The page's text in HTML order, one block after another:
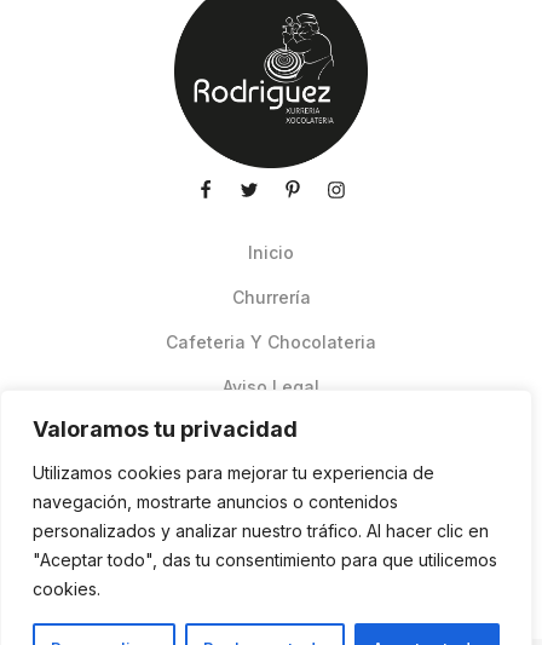
Valoramos tu privacidad
Utilizamos cookies para mejorar tu experiencia de
navegación, mostrarte anuncios o contenidos
personalizados y analizar nuestro tráfico. Al hacer clic en
"Aceptar todo", das tu consentimiento para que utilicemos
cookies.
Inicio
Churrería
Cafeteria Y Chocolateria
Aviso Legal
Pedidos Online Glovo
Contacto